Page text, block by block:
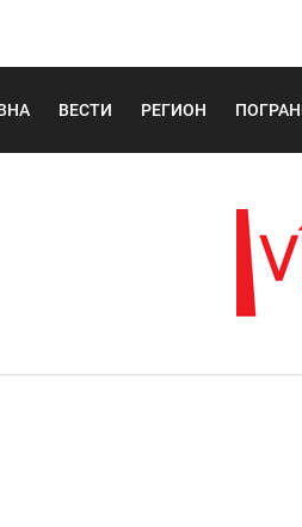
ВЕСТИ РЕГИОН